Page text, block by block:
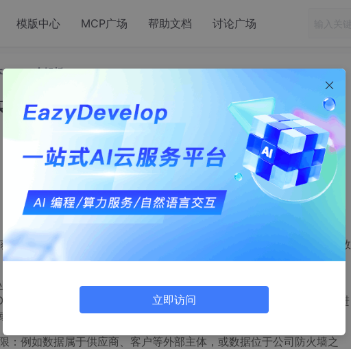
模版中心 MCP广场 帮助文档 讨论广场
Excel全解析
战：CSV、文本、Excel全解析
取数据。数据获取是一项复杂且具有挑战性的工作，其难点主要源于数
部的事务类应用系统，例如财务系统或 ERP 系统。这类系统的数据
或 SQL Server。在该类场景中可通过 JDBC 直连数据库的方式进
缺少可用的数据库驱动，数据抽取的难度会显著提升。
：例如数据属于供应商、客户等外部主体，或数据位于公司防火墙之
立即访问